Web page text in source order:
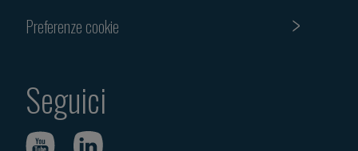
Preferenze cookie
Seguici